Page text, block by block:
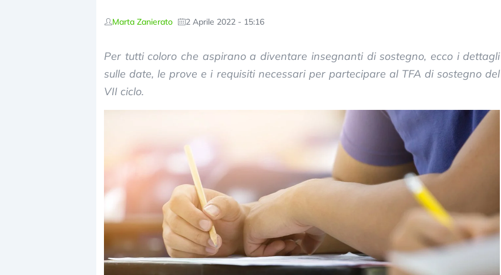
Marta Zanierato 2 Aprile 2022 - 15:16
Per tutti coloro che aspirano a diventare insegnanti di sostegno, ecco i dettagli
sulle date, le prove e i requisiti necessari per partecipare al TFA di sostegno del
VII ciclo.